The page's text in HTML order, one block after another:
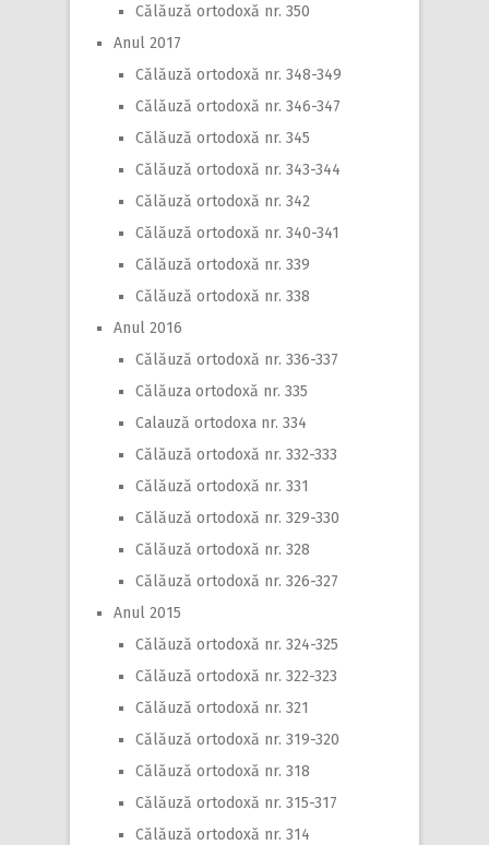
Călăuză ortodoxă nr. 350
Anul 2017
Călăuză ortodoxă nr. 348-349
Călăuză ortodoxă nr. 346-347
Călăuză ortodoxă nr. 345
Călăuză ortodoxă nr. 343-344
Călăuză ortodoxă nr. 342
Călăuză ortodoxă nr. 340-341
Călăuză ortodoxă nr. 339
Călăuză ortodoxă nr. 338
Anul 2016
Călăuză ortodoxă nr. 336-337
Călăuza ortodoxă nr. 335
Calauză ortodoxa nr. 334
Călăuză ortodoxă nr. 332-333
Călăuză ortodoxă nr. 331
Călăuză ortodoxă nr. 329-330
Călăuză ortodoxă nr. 328
Călăuză ortodoxă nr. 326-327
Anul 2015
Călăuză ortodoxă nr. 324-325
Călăuză ortodoxă nr. 322-323
Călăuză ortodoxă nr. 321
Călăuză ortodoxă nr. 319-320
Călăuză ortodoxă nr. 318
Călăuză ortodoxă nr. 315-317
Călăuză ortodoxă nr. 314